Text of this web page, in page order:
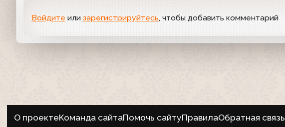
Войдите или зарегистрируйтесь, чтобы добавить комментарий
О проектеКоманда сайтаПомочь сайтуПравилаОбратная связь